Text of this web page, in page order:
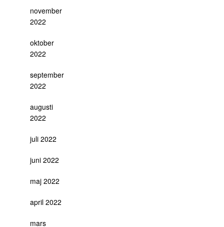
november
2022
oktober
2022
september
2022
augusti
2022
juli 2022
juni 2022
maj 2022
april 2022
mars